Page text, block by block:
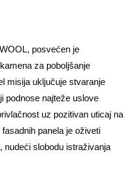
posvećen je
za poboljšanje
misija uključuje stvaranje
podnose najteže uslove
uz pozitivan uticaj na
panela je oživeti
nudeći slobodu istraživanja